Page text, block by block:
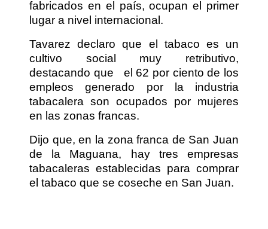
fabricados en el país, ocupan el primer
lugar a nivel internacional.
Tavarez declaro que el tabaco es un
cultivo social muy retributivo,
destacando que
el 62 por ciento de los
empleos generado por la industria
tabacalera son ocupados por mujeres
en las zonas francas.
Dijo que, en la zona franca de San Juan
de la Maguana, hay tres empresas
tabacaleras establecidas para comprar
el tabaco que se coseche en San Juan.